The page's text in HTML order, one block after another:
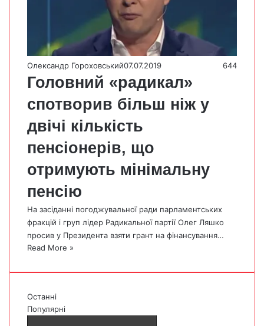
Олександр Гороховський07.07.2019 644
Головний «радикал»
спотворив більш ніж у
двічі кількість
пенсіонерів, що
отримують мінімальну
пенсію
На засіданні погоджувальної ради парламентських
фракцій і груп лідер Радикальної партії Олег Ляшко
просив у Президента взяти грант на фінансування…
Read More »
Останні
Популярні